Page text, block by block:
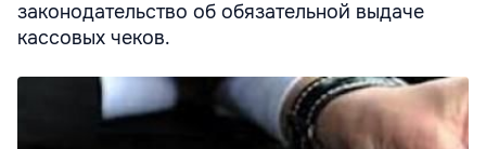
законодательство об обязательной выдаче
кассовых чеков.